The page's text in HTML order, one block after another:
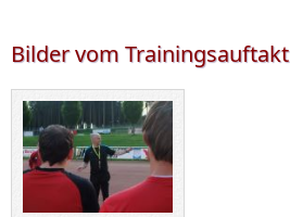
Bilder vom Trainingsauftakt